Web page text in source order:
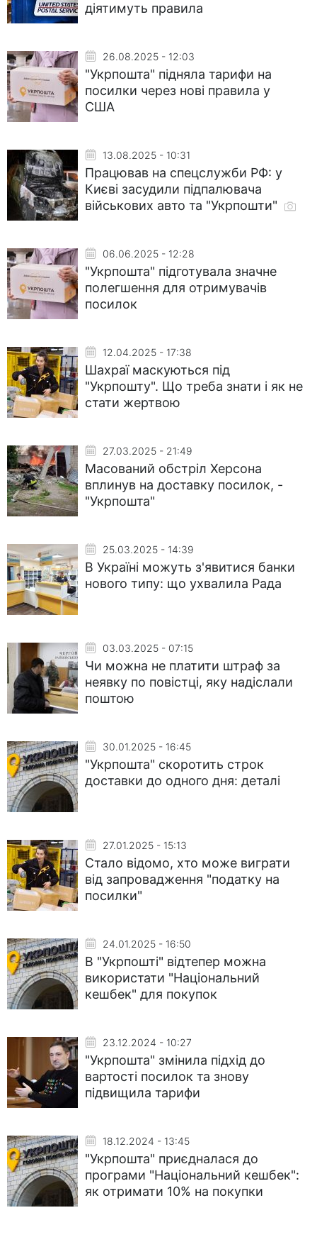
діятимуть правила
26.08.2025 - 12:03
"Укрпошта" підняла тарифи на
посилки через нові правила у
США
13.08.2025 - 10:31
Працював на спецслужби РФ: у
Києві засудили підпалювача
військових авто та "Укрпошти"
06.06.2025 - 12:28
"Укрпошта" підготувала значне
полегшення для отримувачів
посилок
12.04.2025 - 17:38
Шахраї маскуються під
"Укрпошту". Що треба знати і як не
стати жертвою
27.03.2025 - 21:49
Масований обстріл Херсона
вплинув на доставку посилок, -
"Укрпошта"
25.03.2025 - 14:39
В Україні можуть з'явитися банки
нового типу: що ухвалила Рада
03.03.2025 - 07:15
Чи можна не платити штраф за
неявку по повістці, яку надіслали
поштою
30.01.2025 - 16:45
"Укрпошта" скоротить строк
доставки до одного дня: деталі
27.01.2025 - 15:13
Стало відомо, хто може виграти
від запровадження "податку на
посилки"
24.01.2025 - 16:50
В "Укрпошті" відтепер можна
використати "Національний
кешбек" для покупок
23.12.2024 - 10:27
"Укрпошта" змінила підхід до
вартості посилок та знову
підвищила тарифи
18.12.2024 - 13:45
"Укрпошта" приєдналася до
програми "Національний кешбек":
як отримати 10% на покупки